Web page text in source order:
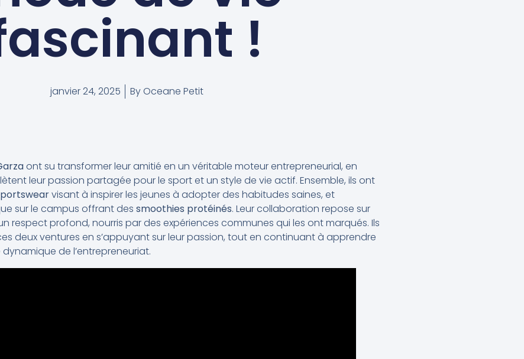
!
janvier 24, 2025 ByOceane Petit
ont su transformer leur amitié en un véritable moteur entrepreneurial, en
leur passion partagée pour le sport et un style de vie actif. Ensemble, ils ont
visant à inspirer les jeunes à adopter des habitudes saines, et
sur le campus offrant des smoothies protéinés. Leur collaboration repose sur
respect profond, nourris par des expériences communes qui les ont marqués. Ils
deux ventures en s’appuyant sur leur passion, tout en continuant à apprendre
de l’entrepreneuriat.